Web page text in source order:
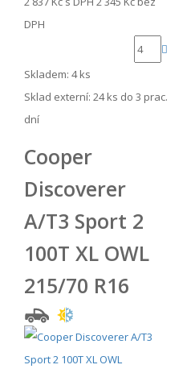
DPH
Skladem: 4 ks
Sklad externí: 24 ks do 3 prac.
dní
Cooper
Discoverer
A/T3 Sport 2
100T XL OWL
215/70 R16